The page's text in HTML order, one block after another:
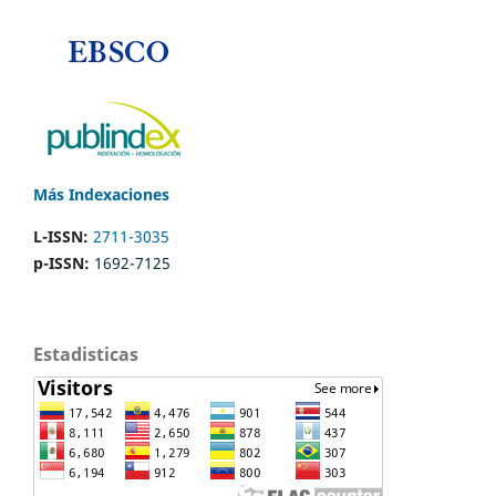
Más Indexaciones
L-ISSN: 2711-3035
p-ISSN: 1692-7125
Estadisticas